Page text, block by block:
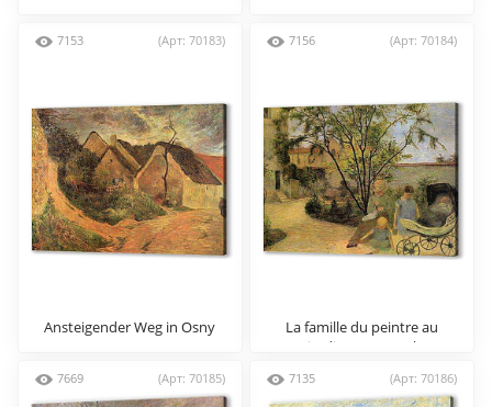
7153 (Арт: 70183)
Ansteigender Weg in Osny
7156 (Арт: 70184)
La famille du peintre au
jardin, rue Carcel
7669 (Арт: 70185) 7135 (Арт: 70186)